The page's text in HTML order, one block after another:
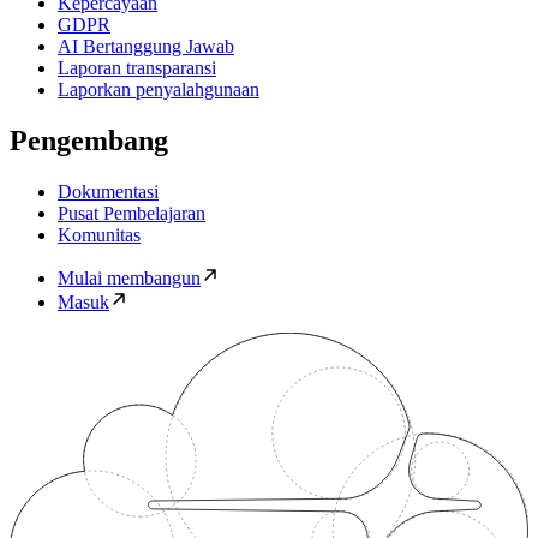
GDPR
AI Bertanggung Jawab
Laporan transparansi
Laporkan penyalahgunaan
Pengembang
Dokumentasi
Pusat Pembelajaran
Komunitas
Mulai membangun
Masuk